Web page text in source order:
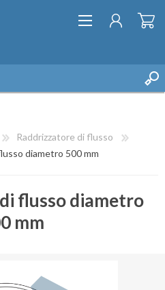
Raddrizzatore di flusso
diametro 500 mm
flusso diametro
mm